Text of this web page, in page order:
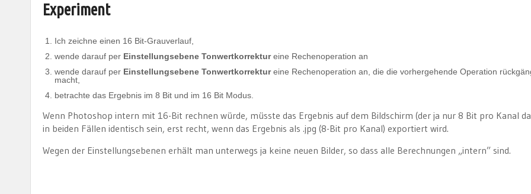
Experiment
Ich zeichne einen 16 Bit-Grauverlauf,
wende darauf per Einstellungsebene Tonwertkorrektureine Rechenoperation an
wende darauf per Einstellungsebene Tonwertkorrektureine Rechenoperation an, die die vorhergehende Operation
macht,
betrachte das Ergebnis im 8 Bit und im 16 Bit Modus.
Wenn Photoshop intern mit 16-Bit rechnen würde, müsste das Ergebnis auf dem Bildschirm (der ja nur 8 Bit pro Kanal
in beiden Fällen identisch sein, erst recht, wenn das Ergebnis als .jpg (8-Bit pro Kanal) exportiert wird.
Wegen der Einstellungsebenen erhält man unterwegs ja keine neuen Bilder, so dass alle Berechnungen „intern” sind.